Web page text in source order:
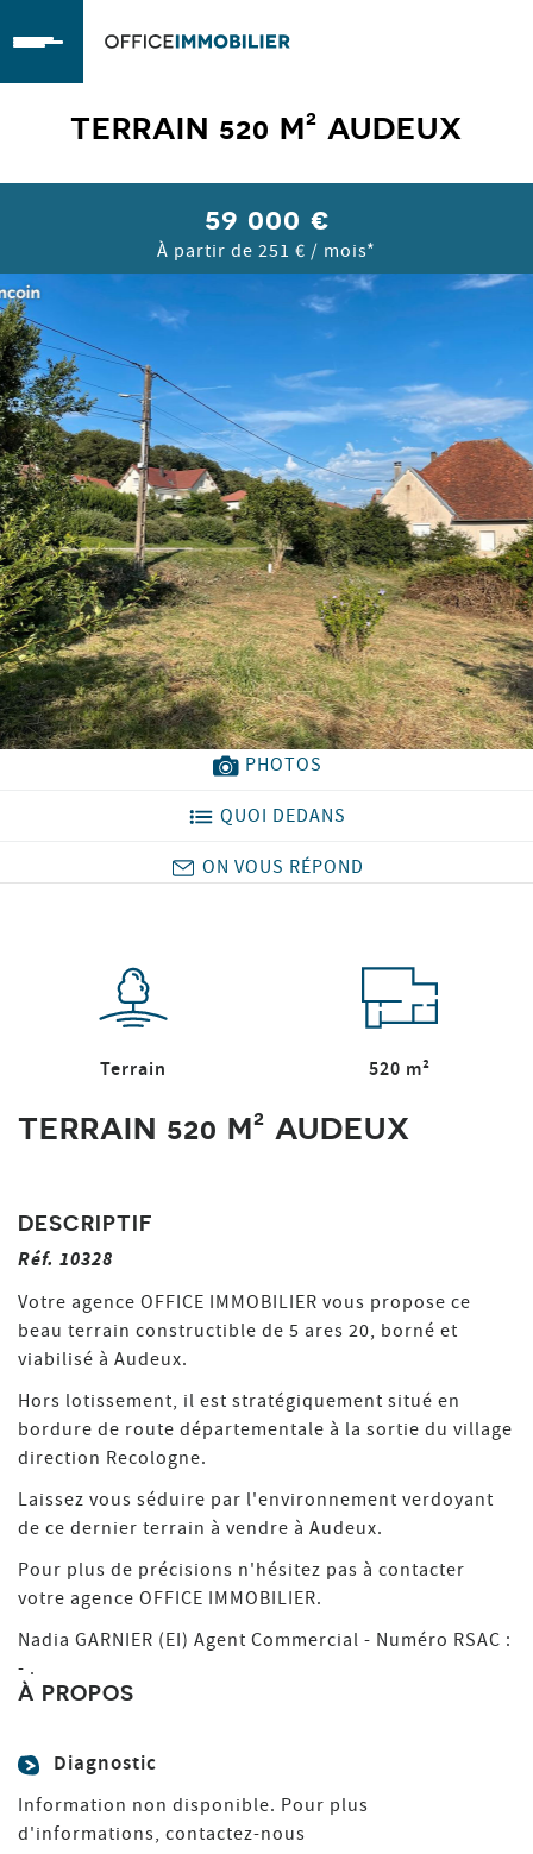
OfficeImmobilier
TERRAIN 520 M² AUDEUX
59 000 €
À partir de 251 € / mois*
PHOTOS
QUOI DEDANS
ON VOUS RÉPOND
Terrain 520 m²
TERRAIN 520 M² AUDEUX
DESCRIPTIF
Réf. 10328
Votre agence OFFICE IMMOBILIER vous propose ce
beau terrain constructible de 5 ares 20, borné et
viabilisé à Audeux.
Hors lotissement, il est stratégiquement situé en
bordure de route départementale à la sortie du village
direction Recologne.
Laissez vous séduire par l'environnement verdoyant
de ce dernier terrain à vendre à Audeux.
Pour plus de précisions n'hésitez pas à contacter
votre agence OFFICE IMMOBILIER.
Nadia GARNIER (EI) Agent Commercial - Numéro RSAC :
- .
À PROPOS
Diagnostic
Information non disponible. Pour plus
d'informations, contactez-nous